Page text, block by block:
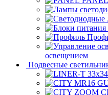
освещением
Подвесные